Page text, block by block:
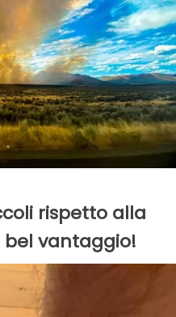
rispetto alla
bel vantaggio!